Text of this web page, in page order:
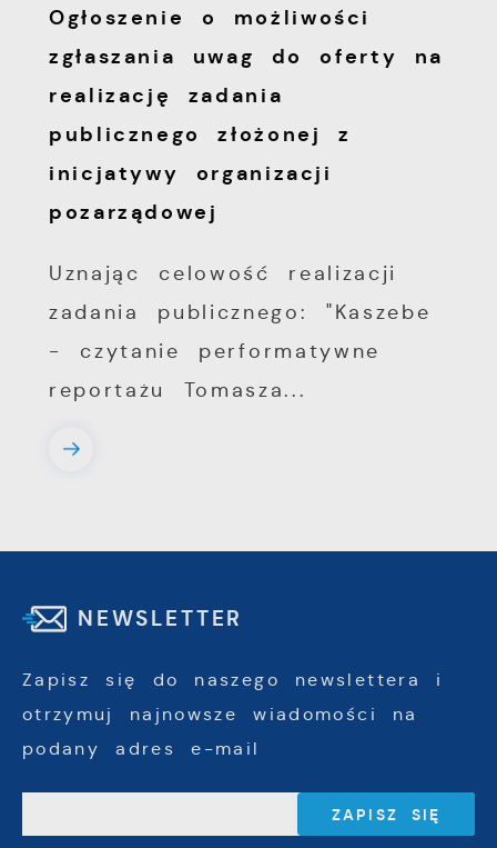
Ogłoszenie o możliwości
zgłaszania uwag do oferty na
realizację zadania
publicznego złożonej z
inicjatywy organizacji
pozarządowej
Uznając celowość realizacji
zadania publicznego: "Kaszebe
- czytanie performatywne
reportażu Tomasza...
NEWSLETTER
Zapisz się do naszego newslettera i
otrzymuj najnowsze wiadomości na
podany adres e-mail